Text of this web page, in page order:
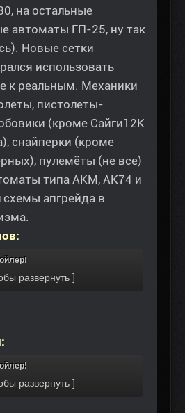
на остальные
автоматы ГП-25, ну так
Новые сетки
использовать
к реальным. Механики
пистолеты-
(кроме Сайги12К
снайперки (кроме
пулемёты (не все)
типа АКМ, АК74 и
апгрейда в